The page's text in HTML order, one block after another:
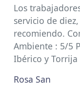
Los
servicio de
recomiendo.
Ambiente : 5/5
Ibérico y
Rosa San